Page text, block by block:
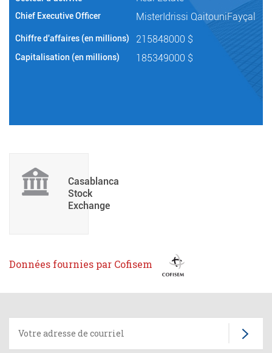
Chief Executive Officer MisterIdrissi QaitouniFayçal
Chiffre d'affaires (en millions) 215848000 $
Capitalisation (en millions) 185349000 $
Casablanca
Stock
Exchange
Données fournies par Cofisem